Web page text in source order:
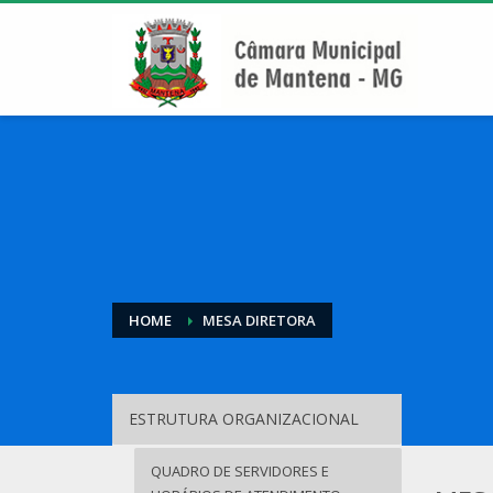
HOME MESA DIRETORA
ESTRUTURA ORGANIZACIONAL
QUADRO DE SERVIDORES E